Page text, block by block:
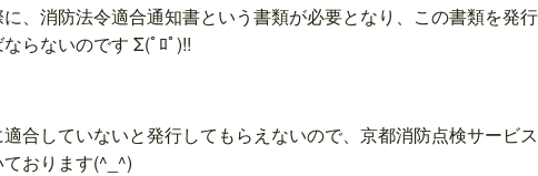
、消防法令適合通知書という書類が必要となり、この書類を発
らないのです Σ(ﾟﾛﾟ)!!
合していないと発行してもらえないので、京都消防点検サービ
おります(^_^)